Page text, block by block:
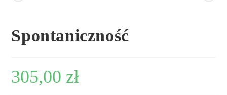
Spontaniczność
305,00 zł